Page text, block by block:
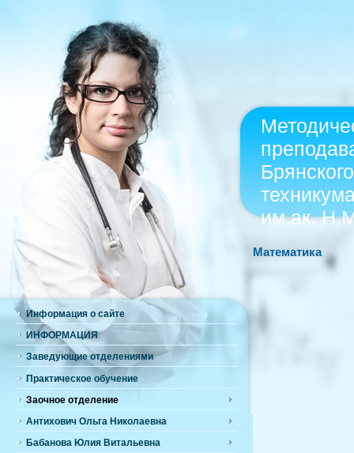
Информация о сайте
ИНФОРМАЦИЯ
Заведующие отделениями
Практическое обучение
Заочное отделение
Антихович Ольга Николаевна
Бабанова Юлия Витальевна
им.ак.
Математика